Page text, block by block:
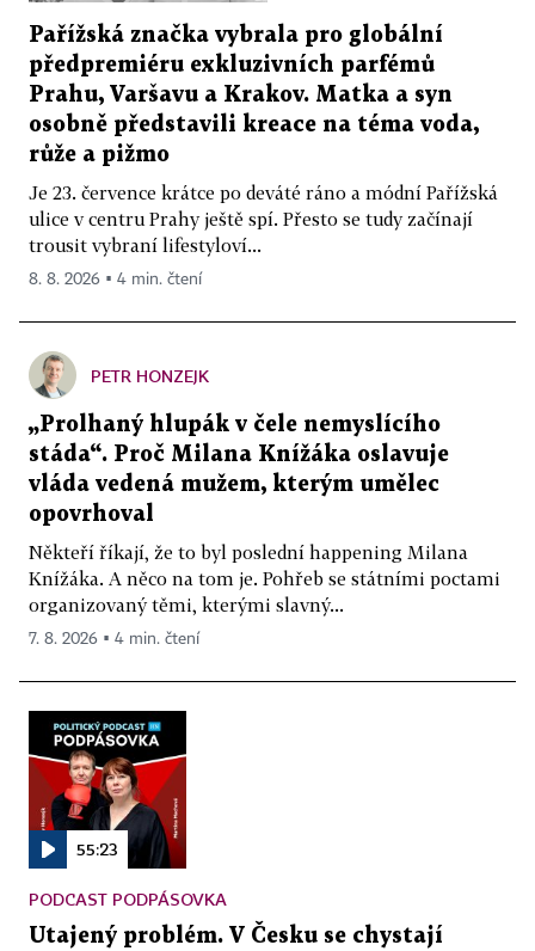
Pařížská značka vybrala pro globální
předpremiéru exkluzivních parfémů
Prahu, Varšavu a Krakov. Matka a syn
osobně představili kreace na téma voda,
růže a pižmo
Je 23. července krátce po deváté ráno a módní Pařížská
ulice v centru Prahy ještě spí. Přesto se tudy začínají
trousit vybraní lifestyloví...
8. 8. 2026 ▪ 4 min. čtení
PETR HONZEJK
„Prolhaný hlupák v čele nemyslícího
stáda“. Proč Milana Knížáka oslavuje
vláda vedená mužem, kterým umělec
opovrhoval
Někteří říkají, že to byl poslední happening Milana
Knížáka. A něco na tom je. Pohřeb se státními poctami
organizovaný těmi, kterými slavný...
7. 8. 2026 ▪ 4 min. čtení
55:23
PODCAST PODPÁSOVKA
Utajený problém. V Česku se chystají